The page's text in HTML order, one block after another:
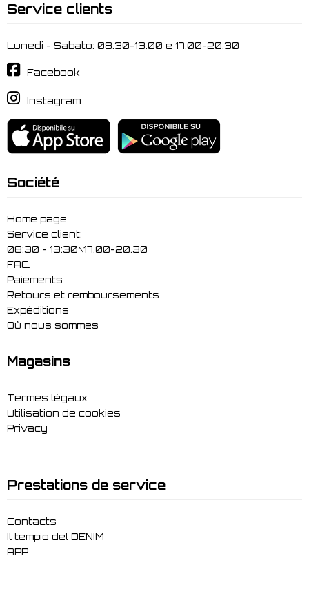
Service clients
Lunedi - Sabato: 08.30-13.00 e 17.00-20.30
Facebook
Instagram
Société
Home page
Service client:
08:30 - 13:30\17.00-20.30
FAQ
Paiements
Retours et remboursements
Expéditions
Où nous sommes
Magasins
Termes légaux
Utilisation de cookies
Privacy
Prestations de service
Contacts
Il tempio del DENIM
APP